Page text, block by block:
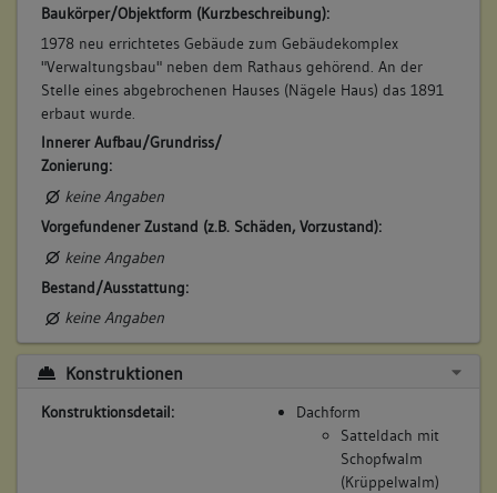
Ratsherrn Sebastian Rieger
Bemerkung Besitz:
besitzt
Beschreibung:
Beruf / Amt / Titel:
Betroffene Gebäudeteile:
7. Besitzer:in:
(1731 - 1747)
Neuffer, Conrad
Baukörper/Objektform (Kurzbeschreibung):
1978 neu errichtetes Gebäude zum Gebäudekomplex
"Verwaltungsbau" neben dem Rathaus gehörend. An der
Stelle eines abgebrochenen Hauses (Nägele Haus) das 1891
erbaut wurde.
Innerer Aufbau/Grundriss/
Zonierung:
keine Angaben
Vorgefundener Zustand (z.B. Schäden, Vorzustand):
keine Angaben
Bestand/Ausstattung:
keine Angaben
Konstruktionen
Konstruktionsdetail:
Dachform
Satteldach mit
Schopfwalm
(Krüppelwalm)